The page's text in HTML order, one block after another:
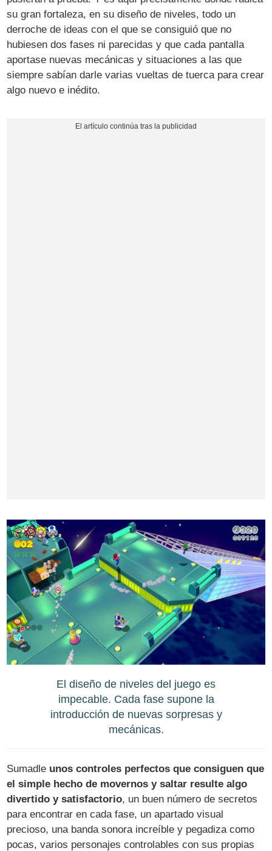
su gran fortaleza, en su diseño de niveles, todo un
derroche de ideas con el que se consiguió que no
hubiesen dos fases ni parecidas y que cada pantalla
aportase nuevas mecánicas y situaciones a las que
siempre sabían darle varias vueltas de tuerca para crear
algo nuevo e inédito.
El diseño de niveles del juego es
impecable. Cada fase supone la
introducción de nuevas sorpresas y
mecánicas.
Sumadle unos controles perfectos que consiguen que
el simple hecho de movernos y saltar resulte algo
divertido y satisfactorio, un buen número de secretos
para encontrar en cada fase, un apartado visual
precioso, una banda sonora increíble y pegadiza como
pocas, varios personajes controlables con sus propias